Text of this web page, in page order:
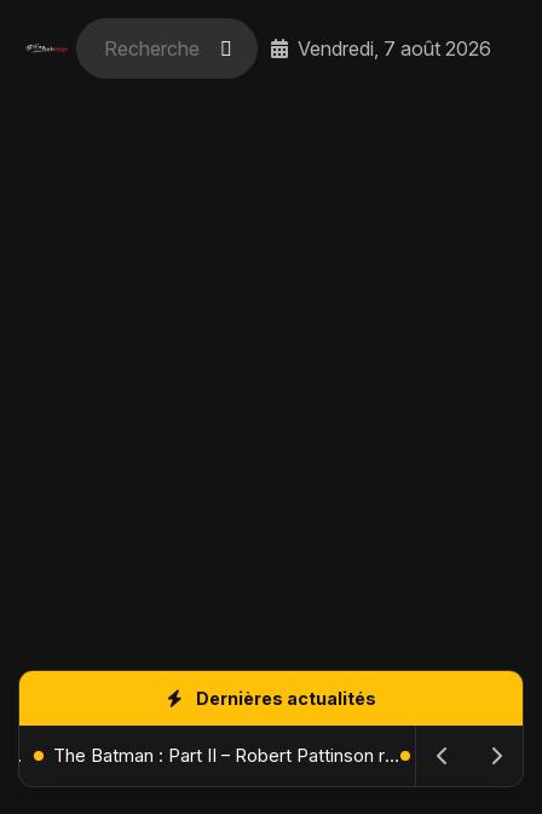
Vendredi, 7 août 2026
Dernières actualités
L'Âge de Glace : Le Réveil du Volcan – Manny, Sid et Diego de retour pour une aventure explosive The Batman : Part II – Robert Pattinson replonge dans les ténèbres de Gotham dès octobre 2027